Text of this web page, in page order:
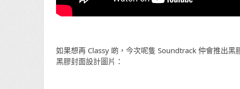
如果想再 Classy 啲，今次呢隻 Soundtrack 仲會推出
黑膠封面設計圖片：